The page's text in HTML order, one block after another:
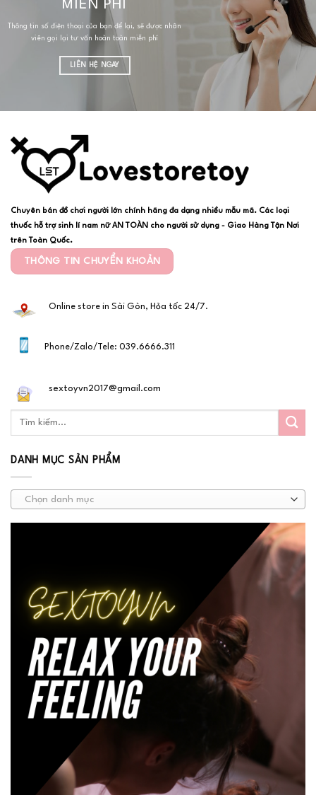
MIỄN PHÍ
Thông tin số điện thoại của bạn để lại, sẽ được nhân
viên gọi lại tư vấn hoàn toàn miễn phí
LIÊN HỆ NGAY
Chuyên bán đồ chơi người lớn chính hãng đa dạng nhiều mẫu mã. Các loại
thuốc hỗ trợ sinh lí nam nữ AN TOÀN cho người sử dụng - Giao Hàng Tận Nơi
trên Toàn Quốc.
THÔNG TIN CHUYỂN KHOẢN
Online store in Sài Gòn, Hỏa tốc 24/7.
Phone/Zalo/Tele: 039.6666.311
sextoyvn2017@gmail.com
DANH MỤC SẢN PHẨM
Chọn danh mục